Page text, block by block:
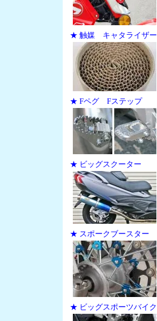
★ 触媒 キャタライザー
★ Fペグ Fステップ
★ ビッグスクーター
★ スポークブースター
★ ビッグスポーツバイク